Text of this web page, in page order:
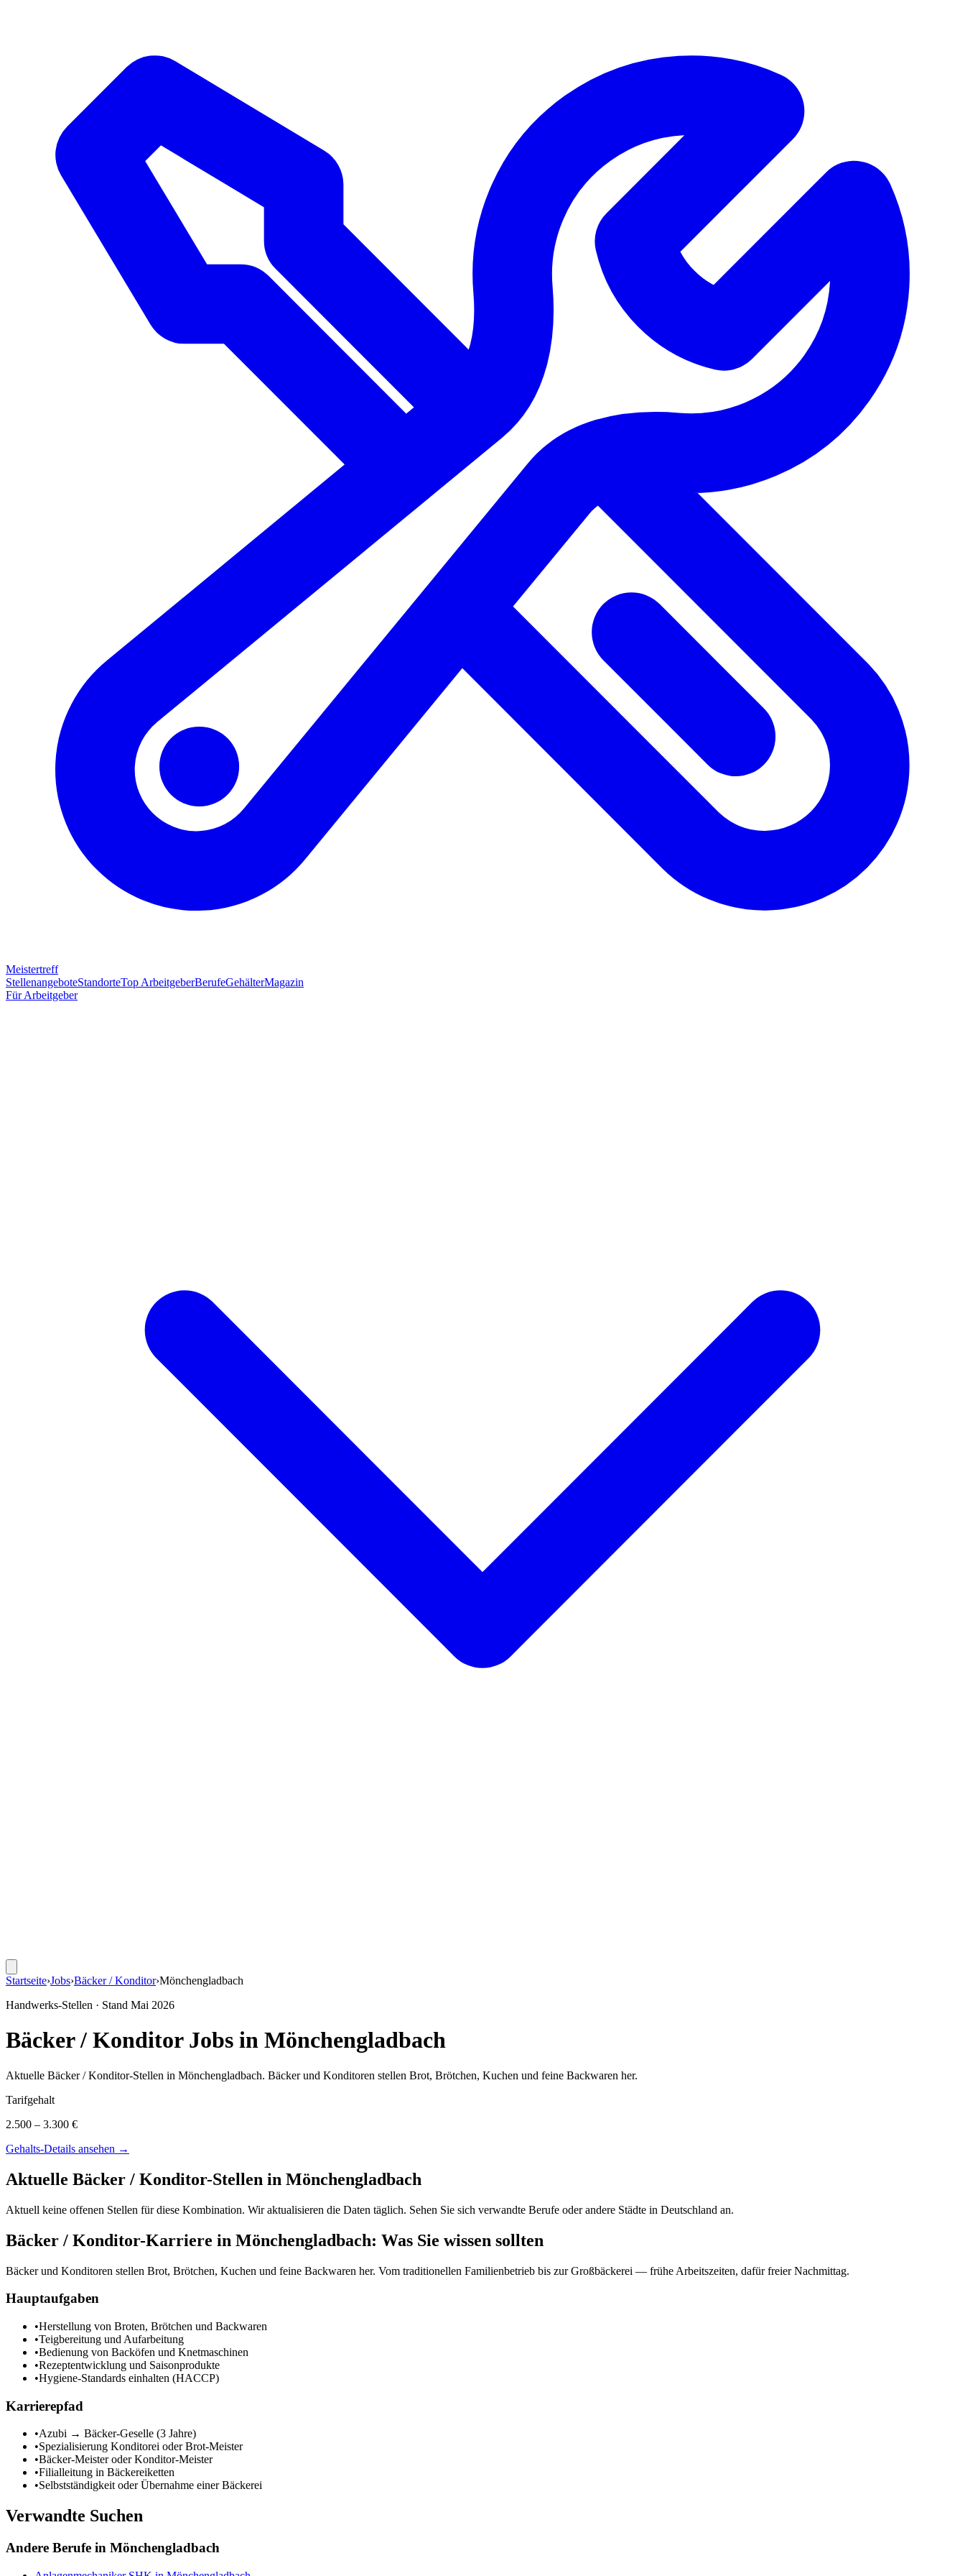
Meistertreff
StellenangeboteStandorteTop ArbeitgeberBerufeGehälterMagazin
Für Arbeitgeber
Startseite›Jobs›Bäcker / Konditor›Mönchengladbach
Handwerks-Stellen · Stand Mai 2026
Bäcker / KonditorJobs in Mönchengladbach
Aktuelle Bäcker / Konditor-Stellen in Mönchengladbach. Bäcker und Konditoren stellen Brot, Brötchen, Kuchen und feine Backwaren her.
Tarifgehalt
2.500 – 3.300 €
Gehalts-Details ansehen →
Aktuelle Bäcker / Konditor-Stellen in Mönchengladbach
Aktuell keine offenen Stellen für diese Kombination. Wir aktualisieren die Daten täglich. Sehen Sie sich verwandte Berufe oder andere Städte in Deutschland an.
Bäcker / Konditor-Karriere in Mönchengladbach: Was Sie wissen sollten
Bäcker und Konditoren stellen Brot, Brötchen, Kuchen und feine Backwaren her. Vom traditionellen Familienbetrieb bis zur Großbäckerei — frühe Arbeitszeiten, dafür freier Nachmittag.
Hauptaufgaben
•Herstellung von Broten, Brötchen und Backwaren
•Teigbereitung und Aufarbeitung
•Bedienung von Backöfen und Knetmaschinen
•Rezeptentwicklung und Saisonprodukte
•Hygiene-Standards einhalten (HACCP)
Karrierepfad
•Azubi → Bäcker-Geselle (3 Jahre)
•Spezialisierung Konditorei oder Brot-Meister
•Bäcker-Meister oder Konditor-Meister
•Filialleitung in Bäckereiketten
•Selbstständigkeit oder Übernahme einer Bäckerei
Verwandte Suchen
Andere Berufe in Mönchengladbach